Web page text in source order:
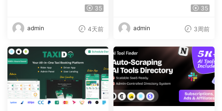
Management Software v1.35
admin 4天前
are Trading And Prediction
35
admin 3周前